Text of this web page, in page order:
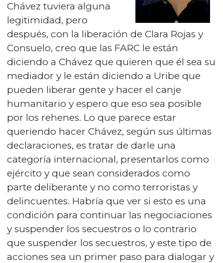
Chávez tuviera alguna
legitimidad, pero
después, con la liberación de Clara Rojas y
Consuelo, creo que las FARC le están
diciendo a Chávez que quieren que él sea su
mediador y le están diciendo a Uribe que
pueden liberar gente y hacer el canje
humanitario y espero que eso sea posible
por los rehenes. Lo que parece estar
queriendo hacer Chávez, según sus últimas
declaraciones, es tratar de darle una
categoría internacional, presentarlos como
ejército y que sean considerados como
parte deliberante y no como terroristas y
delincuentes. Habría que ver si esto es una
condición para continuar las negociaciones
y suspender los secuestros o lo contrario
que suspender los secuestros, y este tipo de
acciones sea un primer paso para dialogar y